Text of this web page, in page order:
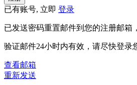
已有账号, 立即 登录
已发送密码重置邮件到您的注册邮箱
验证邮件24小时内有效，请尽快登录
查看邮箱
重新发送